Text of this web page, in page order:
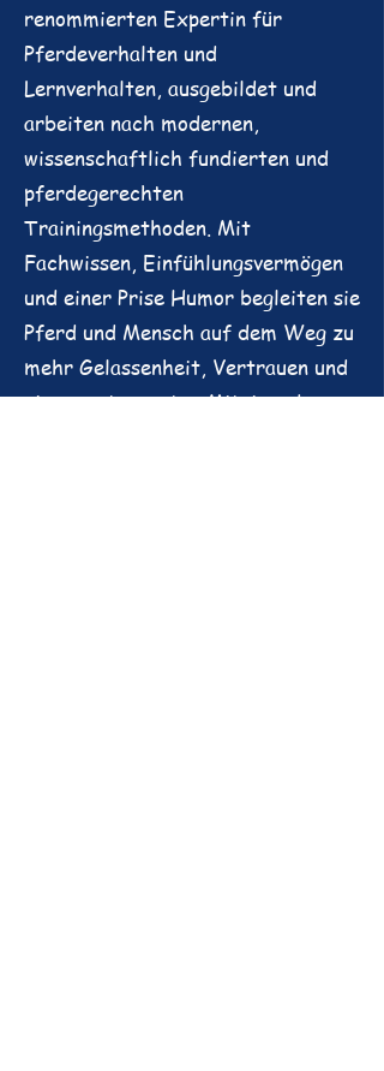
renommierten Expertin für
Pferdeverhalten und
Lernverhalten, ausgebildet und
arbeiten nach modernen,
wissenschaftlich fundierten und
pferdegerechten
Trainingsmethoden. Mit
Fachwissen, Einfühlungsvermögen
und einer Prise Humor begleiten sie
Pferd und Mensch auf dem Weg zu
mehr Gelassenheit, Vertrauen und
einem entspannten Miteinander -